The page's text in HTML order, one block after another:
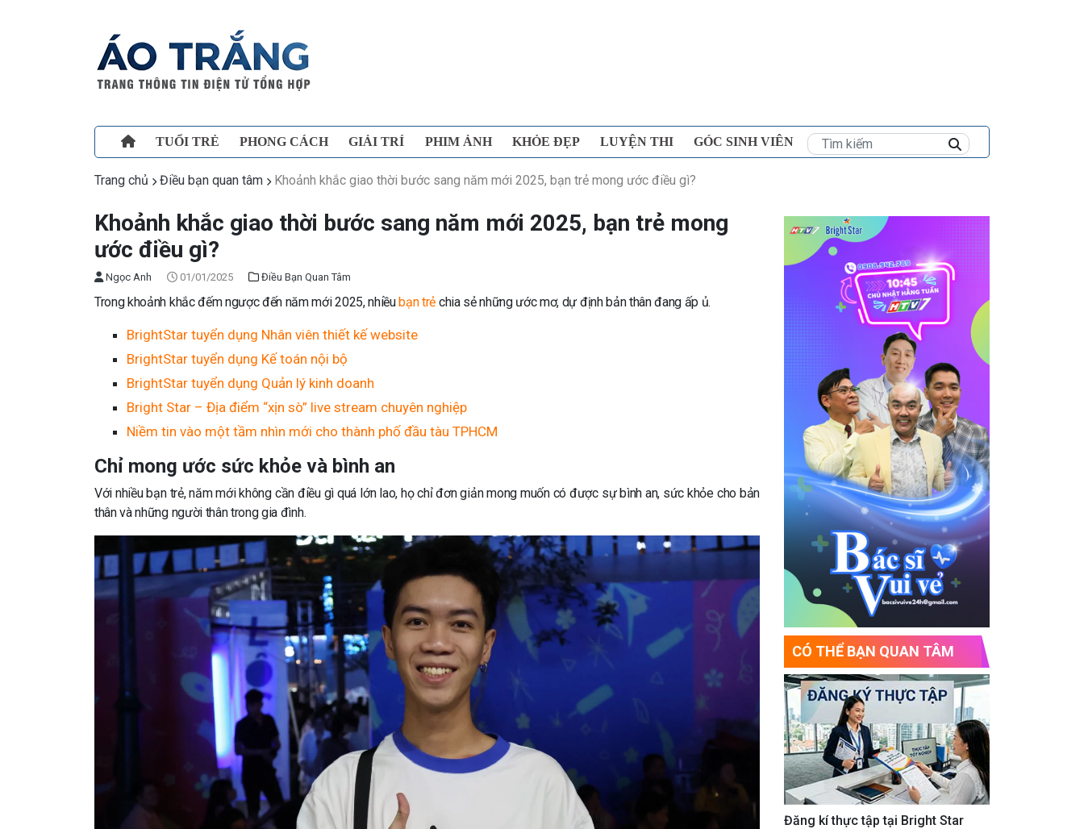
TUỔI TRẺ PHONG CÁCH GIẢI TRÍ PHIM ẢNH KHỎE ĐẸP LUYỆN THI GÓC SINH VIÊN
Trang chủ Điều bạn quan tâm Khoảnh khắc giao thời bước sang năm mới 2025, bạn trẻ mong ước điều gì?
Khoảnh khắc giao thời bước sang năm mới 2025, bạn trẻ mong
ước điều gì?
Ngọc Anh 01/01/2025 Điều Bạn Quan Tâm
Trong khoảnh khắc đếm ngược đến năm mới 2025, nhiềubạn trẻ chia sẻ những ước mơ, dự định bản thân đang ấp ủ.
BrightStar tuyển dụng Nhân viên thiết kế website
BrightStar tuyển dụng Kế toán nội bộ
BrightStar tuyển dụng Quản lý kinh doanh
Bright Star – Địa điểm “xịn sò” live stream chuyên nghiệp
Niềm tin vào một tầm nhìn mới cho thành phố đầu tàu TPHCM
Chỉ mong ước sức khỏe và bình an
Với nhiều bạn trẻ, năm mới không cần điều gì quá lớn lao, họ chỉ đơn giản mong muốn có được sự bình an, sức khỏe cho bản
thân và những người thân trong gia đình.
CÓ THỂ BẠN QUAN TÂM
Đăng kí thực tập tại Bright Star